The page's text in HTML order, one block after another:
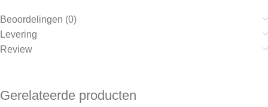
Beoordelingen (0)
Levering
Review
Gerelateerde producten